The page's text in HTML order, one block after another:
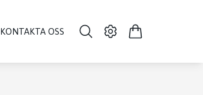
KONTAKTA OSS